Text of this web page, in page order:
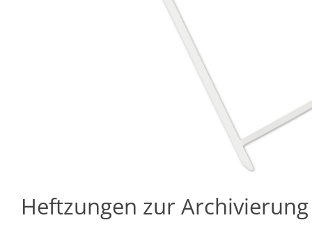
Heftzungen zur